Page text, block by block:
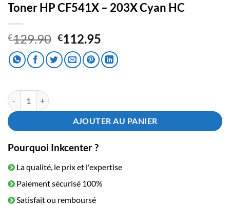
Toner HP CF541X – 203X Cyan HC
€129.90 Le
prix
initial
€112.95
prix
actuel
quantité de Toner HP CF541X - 203X Cyan HC
AJOUTER AU PANIER
Pourquoi Inkcenter ?
La qualité, le prix et l'expertise
Paiement sécurisé 100%
Satisfait ou remboursé